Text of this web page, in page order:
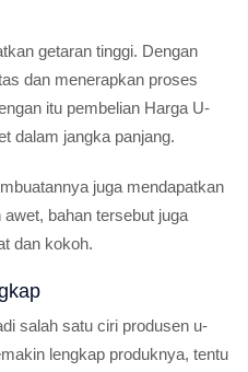
getaran tinggi. Dengan
dan menerapkan proses
itu pembelian Harga U-
dalam jangka panjang.
juga mendapatkan
bahan tersebut juga
dan kokoh.
salah satu ciri produsen u-
lengkap produknya, tentu